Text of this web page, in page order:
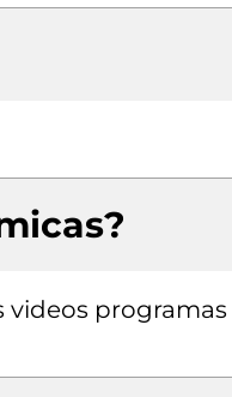
videos programas